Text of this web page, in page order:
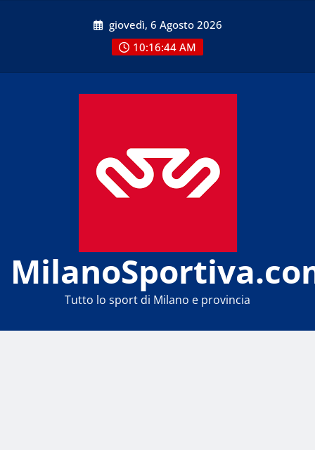
giovedì, 6 Agosto 2026
10:16:44 AM
Tutto lo sport di Milano e provincia